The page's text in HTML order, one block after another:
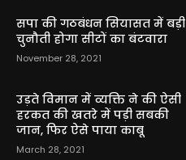
सपा की गठबंधन सियासत में बड़ी
चुनौती होगा सीटों का बंटवारा
November 28, 2021
उड़ते विमान में व्यक्ति ने की ऐसी
हरकत की खतरे में पड़ी सबकी
जान, फिर ऐसे पाया काबू
March 28, 2021